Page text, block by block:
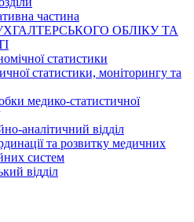
частина
ОБЛІКУ ТА
статистики
статистики, моніторингу та
медико-статистичної
аналітичний відділ
та розвитку медичних
систем
відділ